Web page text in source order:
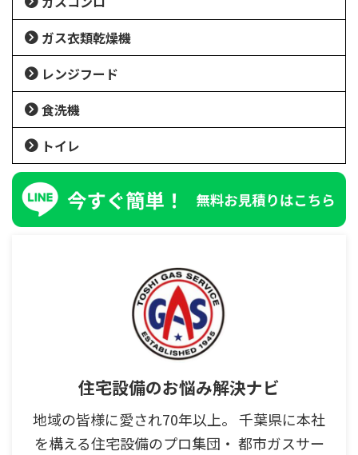
ガス衣類乾燥機
レンジフード
食洗機
トイレ
住宅設備のお悩み解決ナビ
地域の皆様に愛され70年以上。 千葉県に本社
を構える住宅設備のプロ集団・ 都市ガスサー